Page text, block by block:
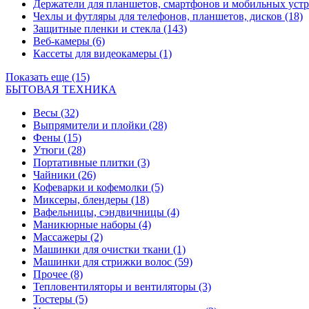
Держатели для планшетов, смартфонов и мобильных
Чехлы и футляры для телефонов, планшетов, дисков (18)
Защитные пленки и стекла (143)
Веб-камеры (6)
Кассеты для видеокамеры (1)
Показать еще (15)
БЫТОВАЯ ТЕХНИКА
Весы (32)
Выпрямители и плойки (28)
Фены (15)
Утюги (28)
Портативные плитки (3)
Чайники (26)
Кофеварки и кофемолки (5)
Миксеры, блендеры (18)
Вафельницы, сэндвичницы (4)
Маникюрные наборы (4)
Массажеры (2)
Машинки для очистки ткани (1)
Машинки для стрижки волос (59)
Прочее (8)
Тепловентиляторы и вентиляторы (3)
Тостеры (5)